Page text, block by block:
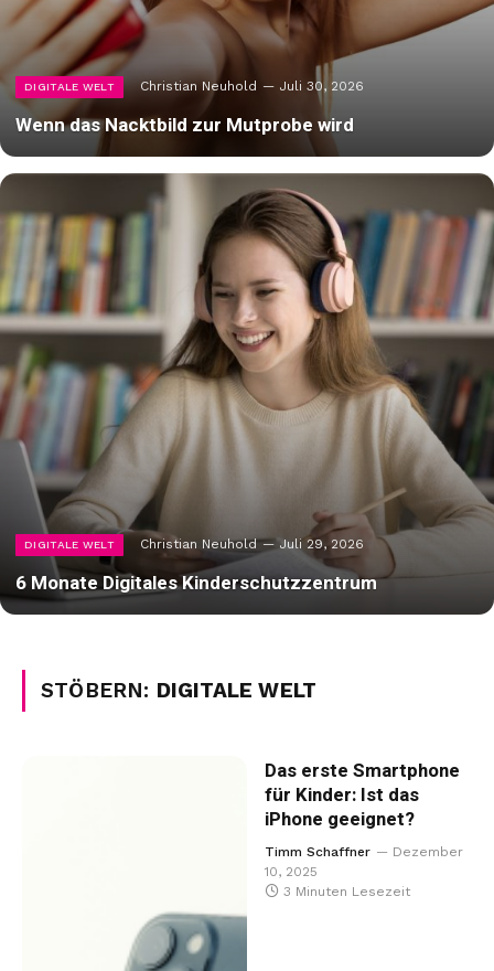
DIGITALE WELT Christian Neuhold Juli 30, 2026
Wenn das Nacktbild zur Mutprobe wird
DIGITALE WELT Christian Neuhold Juli 29, 2026
6 Monate Digitales Kinderschutzzentrum
STÖBERN: DIGITALE WELT
Das erste Smartphone
für Kinder: Ist das
iPhone geeignet?
Timm Schaffner
Dezember
10, 2025
3 Minuten Lesezeit